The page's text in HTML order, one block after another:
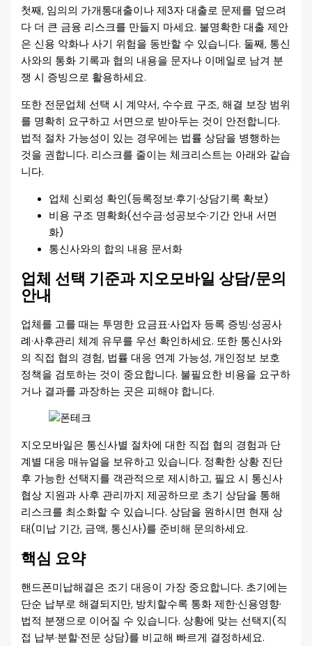
첫째, 임의의 가개통대출이나 제3자 대출로 문제를 덮으려
다 더 큰 금융 리스크를 만들지 마세요. 불명확한 대출 제안
은 신용 악화나 사기 위험을 동반할 수 있습니다. 둘째, 통신
사와의 통화 기록과 협의 내용을 문자나 이메일로 남겨 분
쟁 시 증빙으로 활용하세요.
또한 전문업체 선택 시 계약서, 수수료 구조, 해결 보장 범위
를 명확히 요구하고 서면으로 받아두는 것이 안전합니다.
법적 절차 가능성이 있는 경우에는 법률 상담을 병행하는
것을 권합니다. 리스크를 줄이는 체크리스트는 아래와 같습
니다.
업체 신뢰성 확인(등록정보·후기·상담기록 확보)
비용 구조 명확화(선수금·성공보수·기간 안내 서면
화)
통신사와의 합의 내용 문서화
업체 선택 기준과 지오모바일 상담/문의
안내
업체를 고를 때는 투명한 요금표·사업자 등록 증빙·성공사
례·사후관리 체계 유무를 우선 확인하세요. 또한 통신사와
의 직접 협의 경험, 법률 대응 연계 가능성, 개인정보 보호
정책을 검토하는 것이 중요합니다. 불필요한 비용을 요구하
거나 결과를 과장하는 곳은 피해야 합니다.
지오모바일은 통신사별 절차에 대한 직접 협의 경험과 단
계별 대응 매뉴얼을 보유하고 있습니다. 정확한 상황 진단
후 가능한 선택지를 객관적으로 제시하고, 필요 시 통신사
협상 지원과 사후 관리까지 제공하므로 초기 상담을 통해
리스크를 최소화할 수 있습니다. 상담을 원하시면 현재 상
태(미납 기간, 금액, 통신사)를 준비해 문의하세요.
핵심 요약
핸드폰미납해결은 조기 대응이 가장 중요합니다. 초기에는
단순 납부로 해결되지만, 방치할수록 통화 제한·신용영향·
법적 분쟁으로 이어질 수 있습니다. 상황에 맞는 선택지(직
접 납부·분할·전문 상담)를 비교해 빠르게 결정하세요.